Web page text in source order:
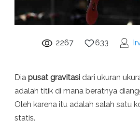
2267 633
Dia pusat gravitasi dari ukuran
adalah titik di mana beratnya
Oleh karena itu adalah salah satu
statis.